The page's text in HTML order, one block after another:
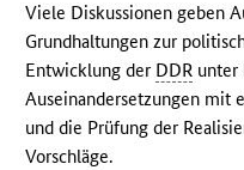
Viele Diskussionen geben
Grundhaltungen zur
Entwicklung der DDR unter
Auseinandersetzungen mit
und die Prüfung der
Vorschläge.